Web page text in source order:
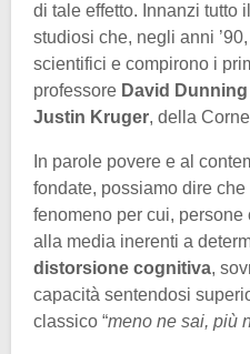
di tale effetto. Innanzi tutto
studiosi che, negli anni
scientifici e compirono i
professore David Dunning
Justin Kruger, della
In parole povere e al
fondate, possiamo dire che
fenomeno per cui,
alla media inerenti a
distorsione cognitiva,
capacità sentendosi
classico “meno ne sai, più